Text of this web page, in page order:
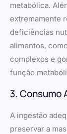
metabólica.
extremamente
deficiências
alimentos,
complexos e
função
3. Consumo
A ingestão
preservar a